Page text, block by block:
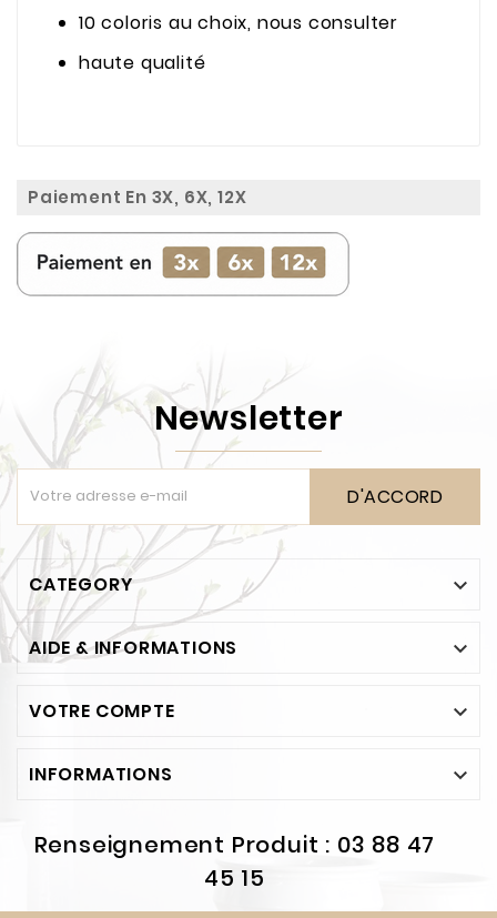
10 coloris au choix, nous consulter
haute qualité
Paiement En 3X, 6X, 12X
Newsletter
D'ACCORD
CATEGORY 
AIDE & INFORMATIONS 
VOTRE COMPTE 
INFORMATIONS 
Renseignement Produit : 03 88 47
45 15